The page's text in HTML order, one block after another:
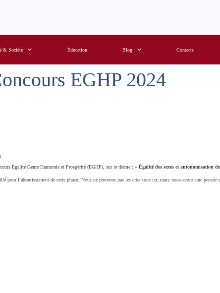
& Société Éducation Blog Contacts
EGHP 2024
Égalité Genre Harmonie et Prospérité (EGHP), sur le thème : « Égalité des sexes et autonomisation
pour l’aboutissement de cette phase. Nous ne pouvons pas les citer tous ici, mais nous avons une